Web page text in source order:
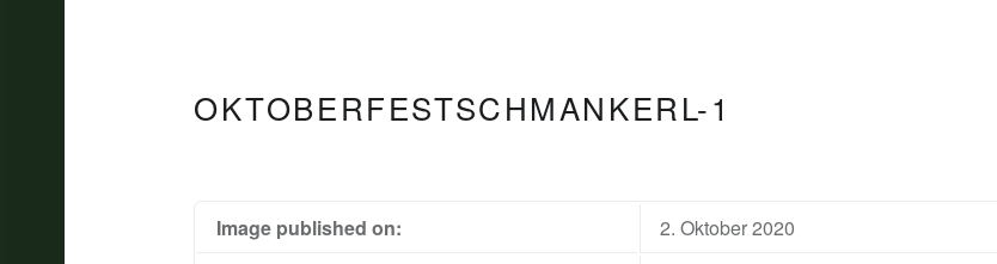
OKTOBERFESTSCHMANKERL-1
Image published on:
2. Oktober 2020